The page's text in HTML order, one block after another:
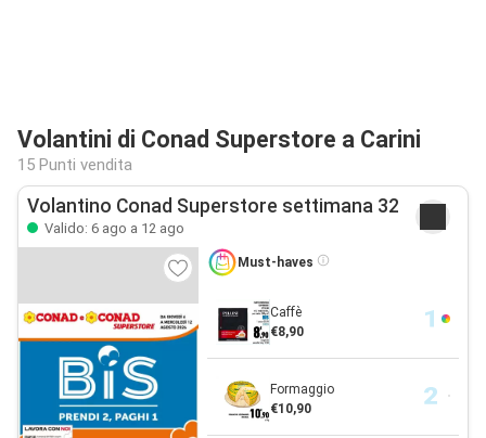
Volantini di Conad Superstore a Carini
15 Punti vendita
Volantino Conad Superstore settimana 32
Valido: 6 ago a 12 ago
Must-haves
Caffè
€8,90
Formaggio
€10,90